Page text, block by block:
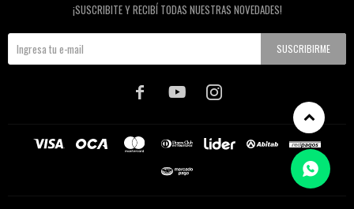
¡SUSCRIBITE Y RECIBÍ TODAS NUESTRAS NOVEDADES!
SUSCRIBIRME
  